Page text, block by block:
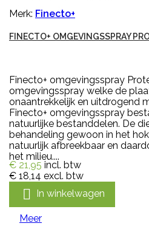
Merk: Finecto+
FINECTO+ OMGEVINGSSPRAY
Finecto+ omgevingsspray
omgevingsspray welke de
onaantrekkelijk en uitdrogend
Finecto+ omgevingsspray
natuurlijke bestanddelen. De
behandeling gewoon in het
natuurlijk afbreekbaar en
het milieu....
€ 21,95 incl. btw
€ 18,14 excl. btw
 In winkelwagen
Meer